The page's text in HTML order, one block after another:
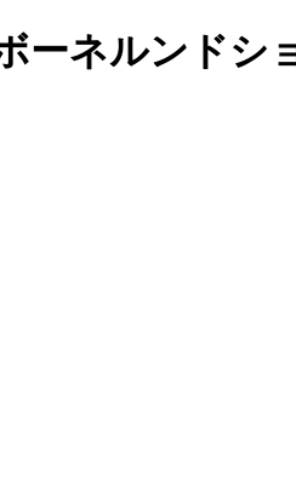
ーネルンド